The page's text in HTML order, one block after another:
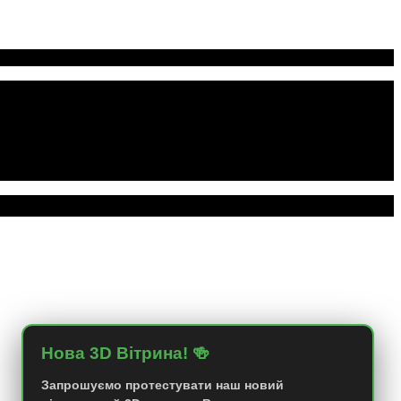
Нова 3D Вітрина! 🍻
Запрошуємо протестувати наш новий